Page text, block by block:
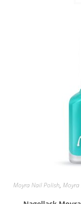
Moyra Nail Polish, Moyra